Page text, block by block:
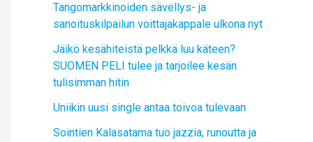
Tangomarkkinoiden sävellys- ja
sanoituskilpailun voittajakappale ulkona nyt
Jäikö kesähiteistä pelkkä luu käteen?
SUOMEN PELI tulee ja tarjoilee kesän
tulisimman hitin
Uniikin uusi single antaa toivoa tulevaan
Sointien Kalasatama tuo jazzia, runoutta ja